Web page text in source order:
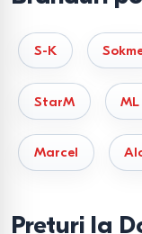
Alegerea
— din ce
Pentru ca
confortabil, este
S-K
StarM
Marcel
Preturi la